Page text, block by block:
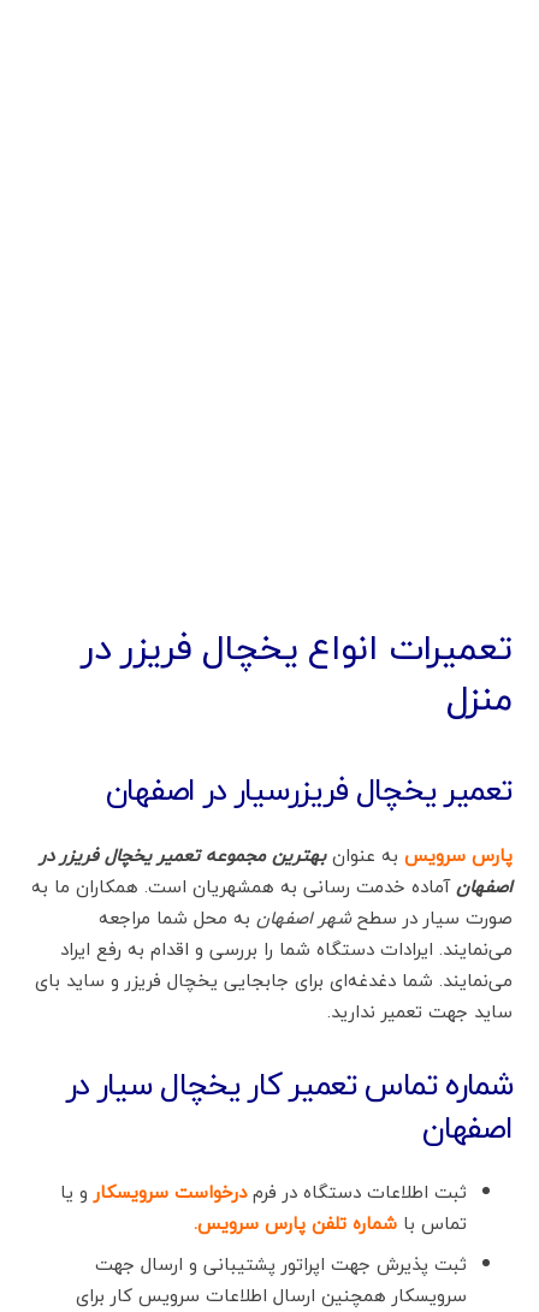
تعمیرات انواع یخچال فریزر در
منزل
تعمیر یخچال فریزرسیار در اصفهان
پارس سرویس به عنوانبهترین مجموعه تعمیر یخچال فریزر در
اصفهانآماده خدمت رسانی به همشهریان است. همکاران ما به
صورت سیار در سطحشهر اصفهان به محل شما مراجعه
می‌نمایند. ایرادات دستگاه شما را بررسی و اقدام به رفع ایراد
می‌نمایند. شما دغدغه‌ای برای جابجایی یخچال فریزر و ساید بای
ساید جهت تعمیر ندارید.
شماره تماس تعمیر کار یخچال سیار در
اصفهان
ثبت اطلاعات دستگاه در فرمدرخواست سرویسکارو یا
تماس با شماره تلفن پارس سرویس.
ثبت پذیرش جهت اپراتور پشتیبانی و ارسال جهت
سرویسکار همچنین ارسال اطلاعات سرویس کار برای